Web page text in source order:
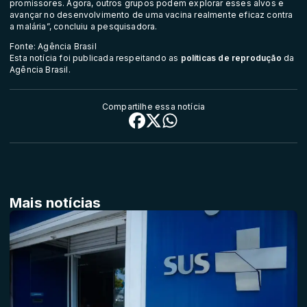
promissores. Agora, outros grupos podem explorar esses alvos e
avançar no desenvolvimento de uma vacina realmente eficaz contra
a malária”, concluiu a pesquisadora.
Fonte: Agência Brasil
Esta notícia foi publicada respeitando as políticas de reprodução da
Agência Brasil.
Compartilhe essa notícia
Mais notícias